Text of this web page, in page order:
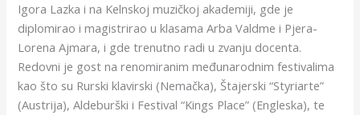
Igora Lazka i na Kelnskoj muzičkoj akademiji, gde je
diplomirao i magistrirao u klasama Arba Valdme i Pjera-
Lorena Ajmara, i gde trenutno radi u zvanju docenta.
Redovni je gost na renomiranim međunarodnim festivalima
kao što su Rurski klavirski (Nemačka), Štajerski “Styriarte”
(Austrija), Aldeburški i Festival “Kings Place” (Engleska), te